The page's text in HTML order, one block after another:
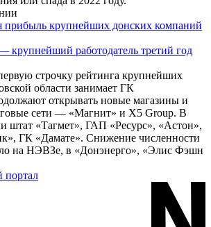
крупнейший работодатель третий год
строчку рейтинга крупнейших
области занимает ГК
открывать новые магазины и
сети — «Магнит» и X5 Group. В
штат «Тагмет», ГАП «Ресурс», «Астон»,
ГК «Дамате». Снижение численности
на НЭВЗе, в «Донэнерго», «Элис Фэшн
портал